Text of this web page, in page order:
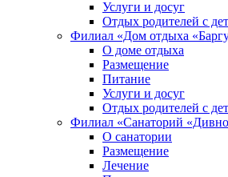
Услуги и досуг
Отдых родителей с
Филиал «Дом отдыха
О доме отдыха
Размещение
Питание
Услуги и досуг
Отдых родителей с
Филиал «Санаторий
О санатории
Размещение
Лечение